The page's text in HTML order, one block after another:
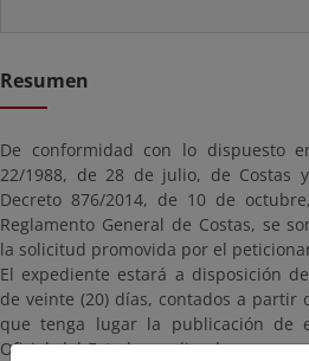
Resumen
De conformidad con lo dispuesto
22/1988, de 28 de julio, de Costas
Decreto 876/2014, de 10 de
Reglamento General de Costas, se
la solicitud promovida por el
El expediente estará a disposición
de veinte (20) días, contados a
que tenga lugar la publicación de
Oficial del Estado, pudiendo ser